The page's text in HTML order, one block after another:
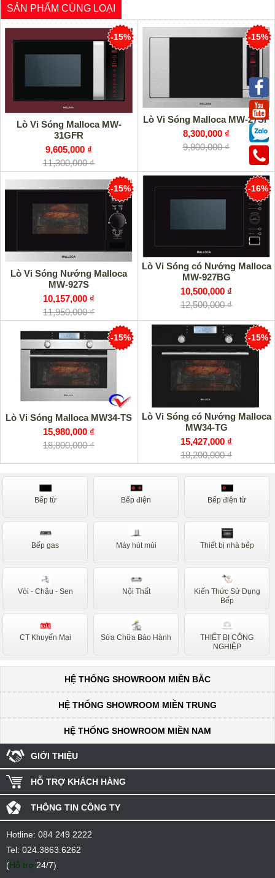
SẢN PHẨM CÙNG LOẠI
Lò Vi Sóng Malloca MW-
31GFR
9,605,000 ₫
11,300,000 ₫
-15%
Lò Vi Sóng Malloca MW-27SF
8,300,000 ₫
9,800,000 ₫
-15%
Lò Vi Sóng Nướng Malloca
MW-927S
10,157,000 ₫
11,950,000 ₫
-15%
Lò Vi Sóng có Nướng Malloca
MW-927BG
10,500,000 ₫
12,500,000 ₫
-16%
Lò Vi Sóng Malloca MW34-TS
15,980,000 ₫
18,800,000 ₫
-15%
Lò Vi Sóng có Nướng Malloca
MW34-TG
15,427,000 ₫
18,200,000 ₫
-15%
Bếp từ Bếp điện Bếp điện từ
Bếp gas Máy hút mùi Thiết bị nhà bếp
Vòi - Chậu - Sen Nội Thất
Kiến Thức Sử Dụng
Bếp
CT Khuyến Mại Sửa Chữa Bảo Hành
THIẾT BỊ CÔNG
NGHIỆP
HỆ THỐNG SHOWROOM MIỀN BẮC
HỆ THỐNG SHOWROOM MIỀN TRUNG
HỆ THỐNG SHOWROOM MIỀN NAM
GIỚI THIỆU
HỖ TRỢ KHÁCH HÀNG
THÔNG TIN CÔNG TY
Hotline: 084 249 2222
Tel: 024.3863.6262
(Hỗ trợ 24/7)